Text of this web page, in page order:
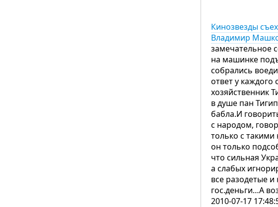
Кинозвезды
Владимир
замечательное
на машинке
собрались
ответ у
хозяйственник
в душе пан
бабла.И
с народом,
только с
он только
что сильная
а слабых
все разодетые
гос.деньги…А
2010-07-17